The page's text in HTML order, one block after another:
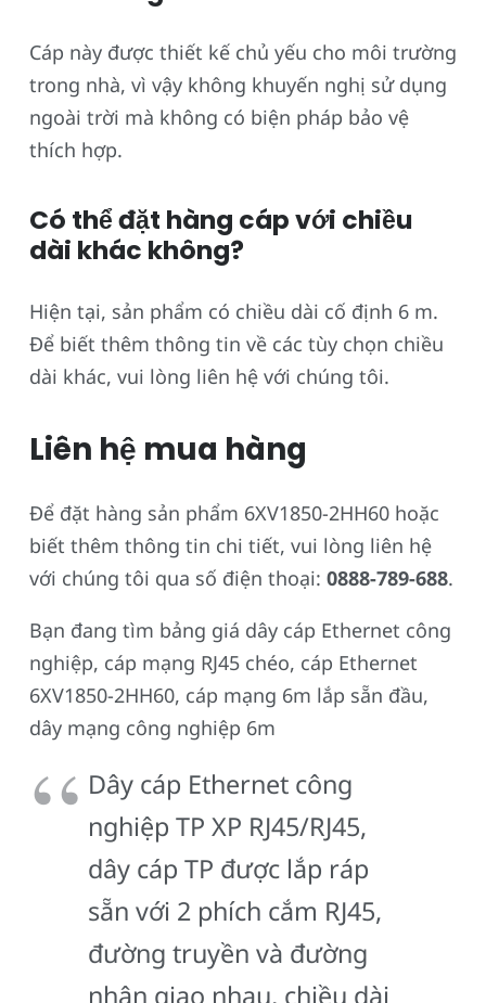
Cáp này được thiết kế chủ yếu cho môi trường
trong nhà, vì vậy không khuyến nghị sử dụng
ngoài trời mà không có biện pháp bảo vệ
thích hợp.
Có thể đặt hàng cáp với chiều
dài khác không?
Hiện tại, sản phẩm có chiều dài cố định 6 m.
Để biết thêm thông tin về các tùy chọn chiều
dài khác, vui lòng liên hệ với chúng tôi.
Liên hệ mua hàng
Để đặt hàng sản phẩm 6XV1850-2HH60 hoặc
biết thêm thông tin chi tiết, vui lòng liên hệ
với chúng tôi qua số điện thoại: 0888-789-688.
Bạn đang tìm bảng giá dây cáp Ethernet công
nghiệp, cáp mạng RJ45 chéo, cáp Ethernet
6XV1850-2HH60, cáp mạng 6m lắp sẵn đầu,
dây mạng công nghiệp 6m
Dây cáp Ethernet công
nghiệp TP XP RJ45/RJ45,
dây cáp TP được lắp ráp
sẵn với 2 phích cắm RJ45,
đường truyền và đường
nhận giao nhau, chiều dài